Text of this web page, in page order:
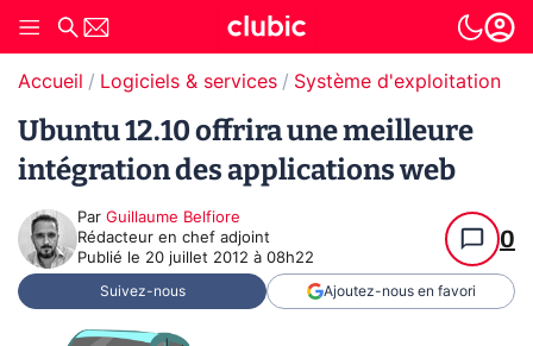
Accueil Logiciels & services Système d'exploitation
Ubuntu 12.10 offrira une meilleure
intégration des applications web
Par Guillaume Belfiore
Rédacteur en chef adjoint
Publié le 20 juillet 2012 à 08h22
0
Suivez-nous Ajoutez-nous en favori